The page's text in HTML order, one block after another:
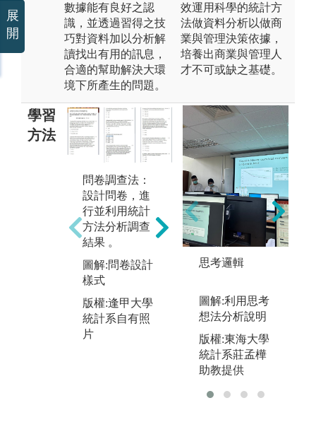
數據能有良好之認
識，並透過習得之技
巧對資料加以分析解
讀找出有用的訊息，
合適的幫助解決大環
境下所產生的問題。
效運用科學的統計方
法做資料分析以做商
業與管理決策依據，
培養出商業與管理人
才不可或缺之基礎。
學習
方法
問卷調查法：
設計問卷，進
行並利用統計
方法分析調查
結果 。
圖解:問卷設計
樣式
版權:逢甲大學
統計系自有照
片
統計數據分
析：運用統計
工具分析資料
庫、資料擷取
與運用。
圖解:數據分析
版權:逢甲大學
統計系自有照
片
思考邏輯
圖解:利用思考
想法分析說明
版權:東海大學
統計系莊孟樺
助教提供
展
開